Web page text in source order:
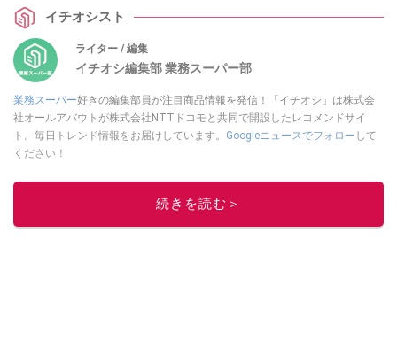
しない業スーお菓子選びの決定版です。
イチオシスト
ライター / 編集
イチオシ編集部 業務スーパー部
業務スーパー好きの編集部員が注目商品情報を発信！「イチオシ」は株式会
社オールアバウトが株式会社NTTドコモと共同で開設したレコメンドサイ
ト。毎日トレンド情報をお届けしています。 Googleニュースでフォロー して
ください！
このイチオシストの他の記事を読む
続きを読む＞